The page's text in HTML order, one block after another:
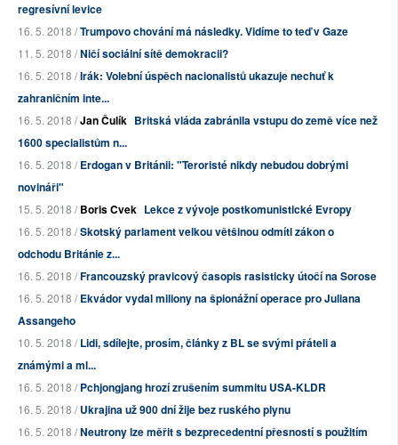
regresívní levice
16. 5. 2018 /Trumpovo chování má následky. Vidíme to teď v Gaze
11. 5. 2018 /Ničí sociální sítě demokracii?
16. 5. 2018 /Irák: Volební úspěch nacionalistů ukazuje nechuť k
zahraničním inte...
16. 5. 2018 /Jan Čulík Britská vláda zabránila vstupu do země více než
1600 specialistům n...
16. 5. 2018 /Erdogan v Británii: "Teroristé nikdy nebudou dobrými
novináři"
15. 5. 2018 /Boris Cvek Lekce z vývoje postkomunistické Evropy
16. 5. 2018 /Skotský parlament velkou většinou odmítl zákon o
odchodu Británie z...
16. 5. 2018 /Francouzský pravicový časopis rasisticky útočí na Sorose
16. 5. 2018 /Ekvádor vydal miliony na špionážní operace pro Juliana
Assangeho
10. 5. 2018 /Lidi, sdílejte, prosím, články z BL se svými přáteli a
známými a ml...
16. 5. 2018 /Pchjongjang hrozí zrušením summitu USA-KLDR
16. 5. 2018 /Ukrajina už 900 dní žije bez ruského plynu
16. 5. 2018 /Neutrony lze měřit s bezprecedentní přesností s použitím